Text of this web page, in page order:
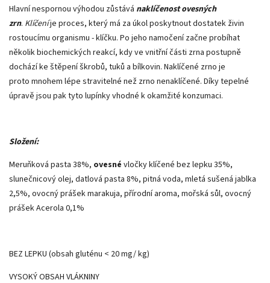
Hlavní nespornou výhodou zůstává naklíčenost ovesných
zrn. Klíčeníje proces, který má za úkol poskytnout dostatek živin
rostoucímu organismu - klíčku. Po jeho namočení začne probíhat
několik biochemických reakcí, kdy ve vnitřní části zrna postupně
dochází ke štěpení škrobů, tuků a bílkovin. Naklíčené zrno je
proto mnohem lépe stravitelné než zrno nenaklíčené. Díky tepelné
úpravě jsou pak tyto lupínky vhodné k okamžité konzumaci.
Složení:
Meruňková pasta 38%, ovesné vločky klíčené bez lepku 35%,
slunečnicový olej, datlová pasta 8%, pitná voda, mletá sušená jablka
2,5%, ovocný prášek marakuja, přírodní aroma, mořská sůl, ovocný
prášek Acerola 0,1%
BEZ LEPKU (obsah gluténu < 20 mg/ kg)
VYSOKÝ OBSAH VLÁKNINY